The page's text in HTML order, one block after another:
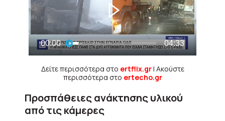
Δείτε περισσότερα στο ertflix.gr| Ακούστε
περισσότερα στο ertecho.gr
Προσπάθειες ανάκτησης υλικού
από τις κάμερες